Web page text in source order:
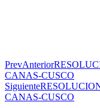
PrevAnterior
CANAS-CUSCO
Siguiente
CANAS-CUSCO